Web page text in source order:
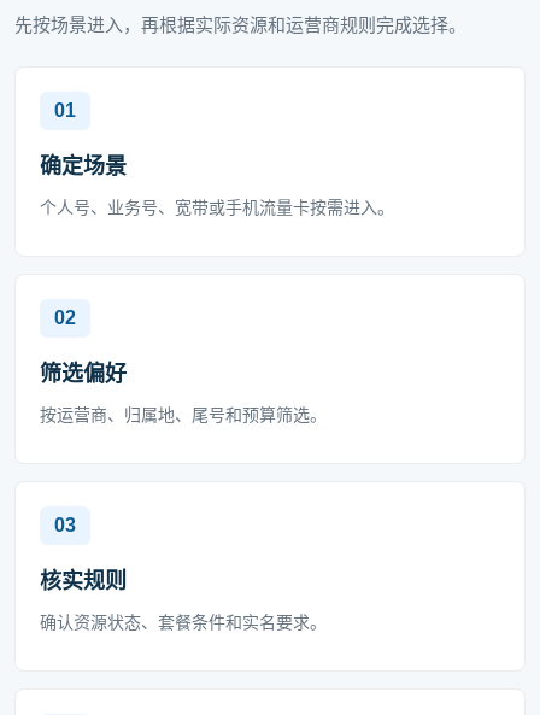
先按场景进入，再根据实际资源和运营商规则完成选择。
确定场景
个人号、业务号、宽带或手机流量卡按需进入。
筛选偏好
按运营商、归属地、尾号和预算筛选。
核实规则
确认资源状态、套餐条件和实名要求。